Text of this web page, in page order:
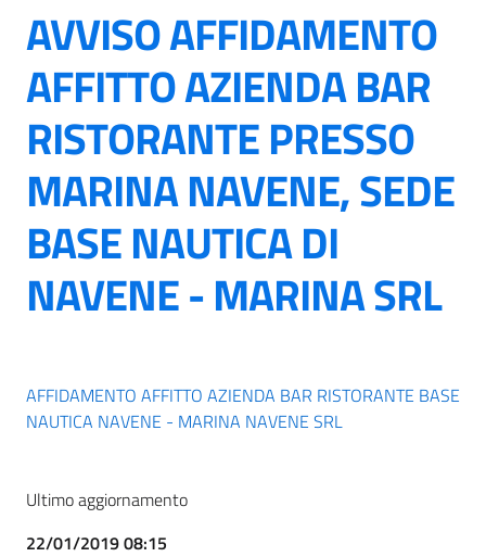
AVVISO AFFIDAMENTO
AFFITTO AZIENDA BAR
RISTORANTE PRESSO
MARINA NAVENE, SEDE
BASE NAUTICA DI
NAVENE - MARINA SRL
AFFIDAMENTO AFFITTO AZIENDA BAR RISTORANTE BASE
NAUTICA NAVENE - MARINA NAVENE SRL
Ultimo aggiornamento
22/01/2019 08:15